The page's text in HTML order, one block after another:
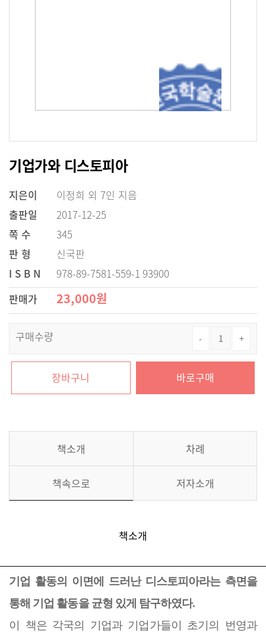
기업가와 디스토피아
지은이
이정희 외 7인 지음
출판일
2017-12-25
쪽 수
345
판 형
신국판
I S B N
978-89-7581-559-1 93900
판매가
23,000원
구매수량
장바구니 바로구매
책소개 차례
책속으로 저자소개
책소개
기업 활동의 이면에 드러난 디스토피아라는 측면을
통해 기업 활동을 균형 있게 탐구하였다.
이 책은 각국의 기업과 기업가들이 초기의 번영과